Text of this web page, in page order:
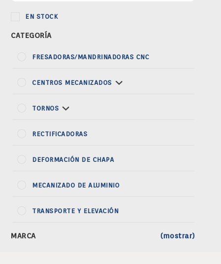
EN STOCK
CATEGORÍA
FRESADORAS/MANDRINADORAS CNC
CENTROS MECANIZADOS
TORNOS
RECTIFICADORAS
DEFORMACIÓN DE CHAPA
MECANIZADO DE ALUMINIO
TRANSPORTE Y ELEVACIÓN
MARCA (mostrar)